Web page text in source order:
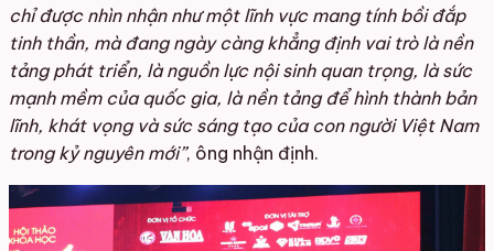
chỉ được nhìn nhận như một lĩnh vực mang tính bồi đắp
tinh thần, mà đang ngày càng khẳng định vai trò là nền
tảng phát triển, là nguồn lực nội sinh quan trọng, là sức
mạnh mềm của quốc gia, là nền tảng để hình thành bản
lĩnh, khát vọng và sức sáng tạo của con người Việt Nam
trong kỷ nguyên mới”, ông nhận định.